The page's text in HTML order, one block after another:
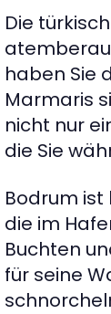
Die
haben Sie
Marmaris
nicht nur
die Sie
Bodrum
die im
Buchten
für seine